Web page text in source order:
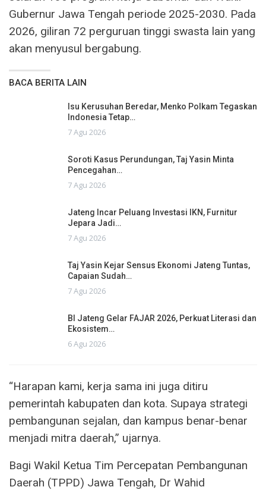
Gubernur Jawa Tengah periode 2025-2030. Pada
2026, giliran 72 perguruan tinggi swasta lain yang
akan menyusul bergabung.
BACA BERITA LAIN
Isu Kerusuhan Beredar, Menko Polkam Tegaskan
Indonesia Tetap…
7 Agu 2026
Soroti Kasus Perundungan, Taj Yasin Minta
Pencegahan…
7 Agu 2026
Jateng Incar Peluang Investasi IKN, Furnitur
Jepara Jadi…
7 Agu 2026
Taj Yasin Kejar Sensus Ekonomi Jateng Tuntas,
Capaian Sudah…
7 Agu 2026
BI Jateng Gelar FAJAR 2026, Perkuat Literasi dan
Ekosistem…
6 Agu 2026
“Harapan kami, kerja sama ini juga ditiru
pemerintah kabupaten dan kota. Supaya strategi
pembangunan sejalan, dan kampus benar-benar
menjadi mitra daerah,” ujarnya.
Bagi Wakil Ketua Tim Percepatan Pembangunan
Daerah (TPPD) Jawa Tengah, Dr Wahid